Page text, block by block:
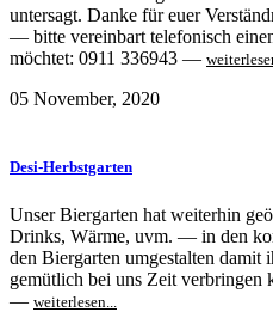
untersagt. Danke für euer
— bitte vereinbart telefonisch
möchtet: 0911 336943 —
05 November, 2020
Desi-Herbstgarten
Unser Biergarten hat weiterhin
Drinks, Wärme, uvm. — in den
den Biergarten umgestalten damit
gemütlich bei uns Zeit verbringen
— weiterlesen...